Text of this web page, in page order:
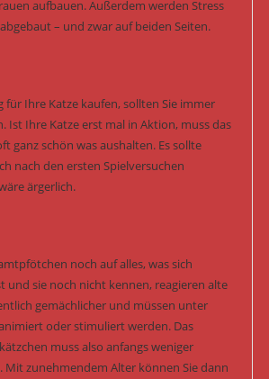
aufbauen. Außerdem werden Stress
– und zwar auf beiden Seiten.
für Ihre Katze kaufen, sollten Sie immer
Ist Ihre Katze erst mal in Aktion, muss das
ganz schön was aushalten. Es sollte
nach den ersten Spielversuchen
ärgerlich.
noch auf alles, was sich
und sie noch nicht kennen, reagieren alte
gemächlicher und müssen unter
oder stimuliert werden. Das
muss also anfangs weniger
Mit zunehmendem Alter können Sie dann